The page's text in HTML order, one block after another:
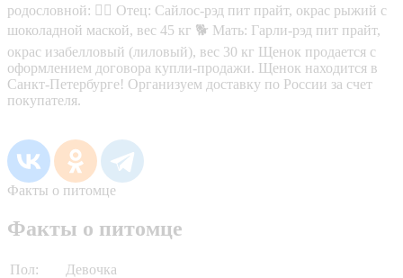
родословной: 🐕‍🦺 Отец: Сайлос-рэд пит прайт, окрас рыжий с
шоколадной маской, вес 45 кг 🐕 Мать: Гарли-рэд пит прайт,
окрас изабелловый (лиловый), вес 30 кг Щенок продается с
оформлением договора купли-продажи. Щенок находится в
Санкт-Петербурге! Организуем доставку по России за счет
покупателя.
Факты о питомце
Факты о питомце
Пол:
Девочка